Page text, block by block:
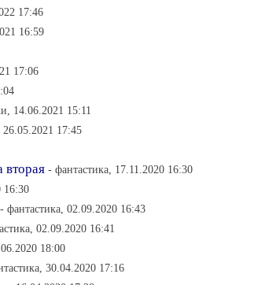
17:46
16:59
17:06
14.06.2021 15:11
17:45
- фантастика, 17.11.2020 16:30
16:30
- фантастика, 02.09.2020 16:43
02.09.2020 16:41
18:00
30.04.2020 17:16